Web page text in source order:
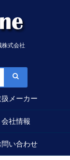
株式会社
扱メーカー
会社情報
問い合わせ